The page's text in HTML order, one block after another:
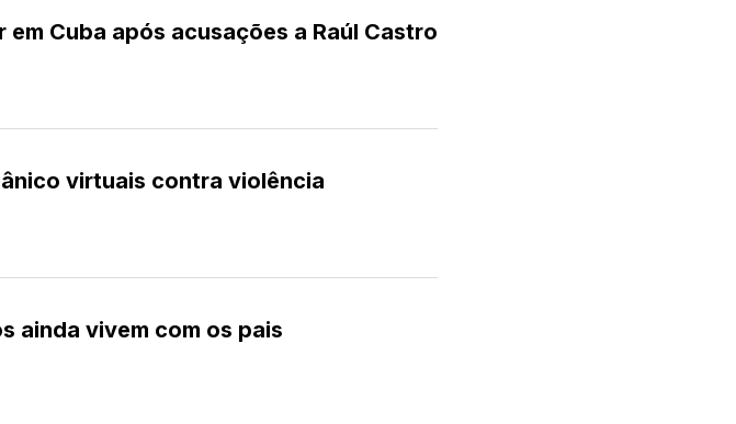
Cuba após acusações a Raúl Castro
virtuais contra violência
ainda vivem com os pais